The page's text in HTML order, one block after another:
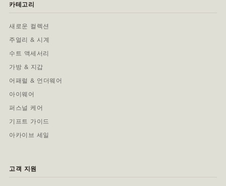
카테고리
새로운 컬렉션
주얼리 & 시계
수트 액세서리
가방 & 지갑
어패럴 & 언더웨어
아이웨어
퍼스널 케어
기프트 가이드
아카이브 세일
고객 지원